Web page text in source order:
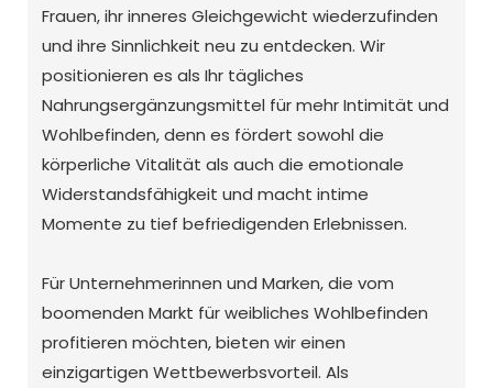
Frauen, ihr inneres Gleichgewicht wiederzufinden
und ihre Sinnlichkeit neu zu entdecken. Wir
positionieren es als Ihr tägliches
Nahrungsergänzungsmittel für mehr Intimität und
Wohlbefinden, denn es fördert sowohl die
körperliche Vitalität als auch die emotionale
Widerstandsfähigkeit und macht intime
Momente zu tief befriedigenden Erlebnissen.
Für Unternehmerinnen und Marken, die vom
boomenden Markt für weibliches Wohlbefinden
profitieren möchten, bieten wir einen
einzigartigen Wettbewerbsvorteil. Als